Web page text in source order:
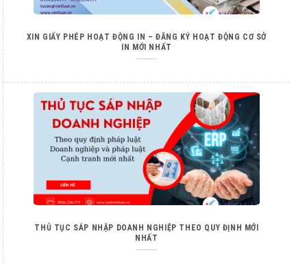
XIN GIẤY PHÉP HOẠT ĐỘNG IN – ĐĂNG KÝ HOẠT ĐỘNG CƠ SỞ
IN MỚI NHẤT
THỦ TỤC SÁP NHẬP DOANH NGHIỆP THEO QUY ĐỊNH MỚI
NHẤT